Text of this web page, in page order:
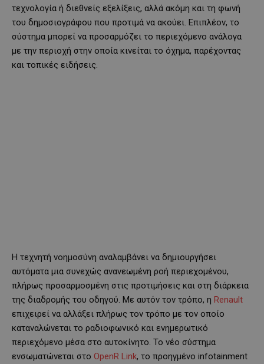
τεχνολογία ή διεθνείς εξελίξεις, αλλά ακόμη και τη φωνή
του δημοσιογράφου που προτιμά να ακούει. Επιπλέον, το
σύστημα μπορεί να προσαρμόζει το περιεχόμενο ανάλογα
με την περιοχή στην οποία κινείται το όχημα, παρέχοντας
και τοπικές ειδήσεις.
Η τεχνητή νοημοσύνη αναλαμβάνει να δημιουργήσει
αυτόματα μια συνεχώς ανανεωμένη ροή περιεχομένου,
πλήρως προσαρμοσμένη στις προτιμήσεις και στη διάρκεια
της διαδρομής του οδηγού. Με αυτόν τον τρόπο, η Renault
επιχειρεί να αλλάξει πλήρως τον τρόπο με τον οποίο
καταναλώνεται το ραδιοφωνικό και ενημερωτικό
περιεχόμενο μέσα στο αυτοκίνητο. Το νέο σύστημα
ενσωματώνεται στο OpenR Link, το προηγμένο infotainment